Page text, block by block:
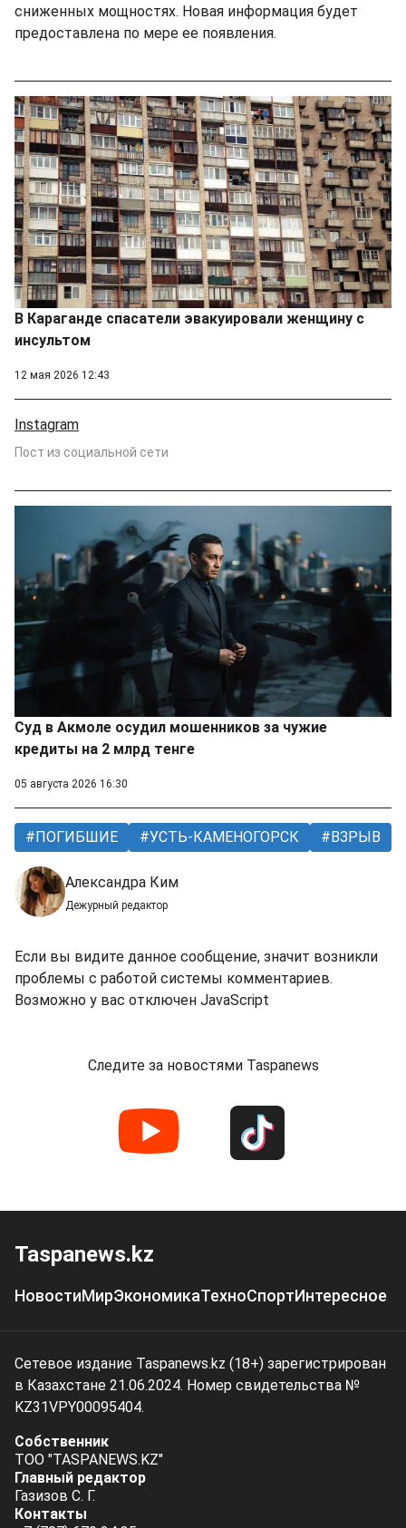
сниженных мощностях. Новая информация будет
предоставлена по мере ее появления.
В Караганде спасатели эвакуировали женщину с
инсультом
12 мая 2026 12:43
Instagram
Пост из социальной сети
Суд в Акмоле осудил мошенников за чужие
кредиты на 2 млрд тенге
05 августа 2026 16:30
ПОГИБШИЕ УСТЬ-КАМЕНОГОРСК ВЗРЫВ
Александра Ким
Дежурный редактор
Если вы видите данное сообщение, значит возникли
проблемы с работой системы комментариев.
Возможно у вас отключен JavaScript
Следите за новостями Taspanews
Taspanews.kz
НовостиМирЭкономикаТехноСпортИнтересное
Сетевое издание Taspanews.kz (18+) зарегистрирован
в Казахстане 21.06.2024. Номер свидетельства №
KZ31VPY00095404.
Собственник
ТОО "TASPANEWS.KZ"
Главный редактор
Газизов С. Г.
Контакты